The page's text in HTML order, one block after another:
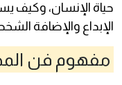
حياة الإنسان، وكيف
الإبداع والإضافة
مفهوم فن